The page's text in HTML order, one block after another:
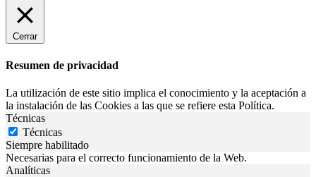
Cerrar
Resumen de privacidad
La utilización de este sitio implica el conocimiento y la aceptación a
la instalación de las Cookies a las que se refiere esta Política.
Técnicas
Técnicas
Siempre habilitado
Necesarias para el correcto funcionamiento de la Web.
Analíticas